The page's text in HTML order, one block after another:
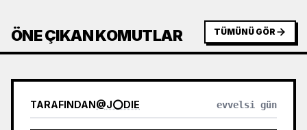
ÖNE ÇIKAN KOMUTLAR TÜMÜNÜ GÖR
TARAFINDAN@J⭕DIE evvelsi gün